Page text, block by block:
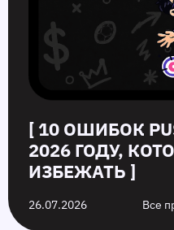
[ 10 ОШИБОК
2026 ГОДУ,
ИЗБЕЖАТЬ ]
26.07.2026 Все